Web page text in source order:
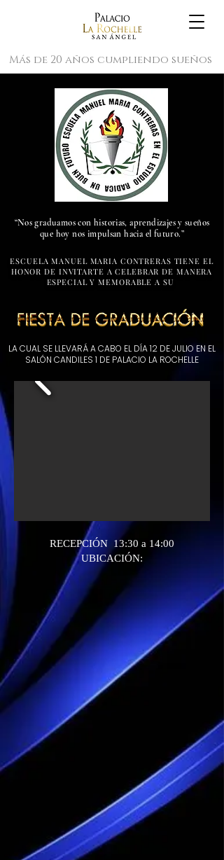
Más de 20 años cumpliendo sueños
“Nos graduamos con historias, aprendizajes y sueños
que hoy nos impulsan hacia el futuro.”
ESCUELA MANUEL MARIA CONTRERAS TIENE EL
HONOR DE INVITARTE A CELEBRAR DE MANERA
ESPECIAL Y MEMORABLE A SU
LA CUAL SE LLEVARÁ A CABO EL DÍA 12 DE JULIO EN EL
SALÓN CANDILES 1 DE PALACIO LA ROCHELLE
RECEPCIÓN 13:30 a 14:00
UBICACIÓN: